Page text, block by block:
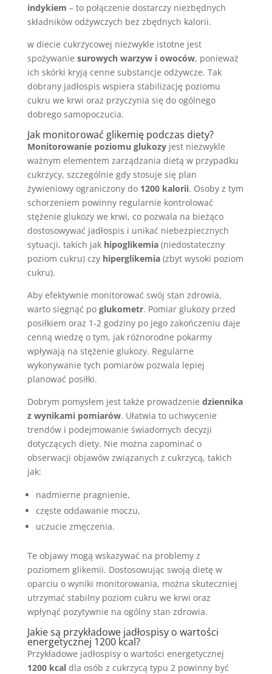
indykiem – to połączenie dostarczy niezbędnych
składników odżywczych bez zbędnych kalorii.
w diecie cukrzycowej niezwykle istotne jest
spożywanie surowych warzyw i owoców, ponieważ
ich skórki kryją cenne substancje odżywcze. Tak
dobrany jadłospis wspiera stabilizację poziomu
cukru we krwi oraz przyczynia się do ogólnego
dobrego samopoczucia.
Jak monitorować glikemię podczas diety?
Monitorowanie poziomu glukozyjest niezwykle
ważnym elementem zarządzania dietą w przypadku
cukrzycy, szczególnie gdy stosuje się plan
żywieniowy ograniczony do 1200 kalorii. Osoby z tym
schorzeniem powinny regularnie kontrolować
stężenie glukozy we krwi, co pozwala na bieżąco
dostosowywać jadłospis i unikać niebezpiecznych
sytuacji, takich jak hipoglikemia(niedostateczny
poziom cukru) czy hiperglikemia(zbyt wysoki poziom
cukru).
Aby efektywnie monitorować swój stan zdrowia,
warto sięgnąć po glukometr. Pomiar glukozy przed
posiłkiem oraz 1-2 godziny po jego zakończeniu daje
cenną wiedzę o tym, jak różnorodne pokarmy
wpływają na stężenie glukozy. Regularne
wykonywanie tych pomiarów pozwala lepiej
planować posiłki.
Dobrym pomysłem jest także prowadzenie dziennika
z wynikami pomiarów. Ułatwia to uchwycenie
trendów i podejmowanie świadomych decyzji
dotyczących diety. Nie można zapominać o
obserwacji objawów związanych z cukrzycą, takich
jak:
nadmierne pragnienie,
częste oddawanie moczu,
uczucie zmęczenia.
Te objawy mogą wskazywać na problemy z
poziomem glikemii. Dostosowując swoją dietę w
oparciu o wyniki monitorowania, można skuteczniej
utrzymać stabilny poziom cukru we krwi oraz
wpłynąć pozytywnie na ogólny stan zdrowia.
Jakie są przykładowe jadłospisy o wartości
energetycznej 1200 kcal?
Przykładowe jadłospisy o wartości energetycznej
1200 kcaldla osób z cukrzycą typu 2 powinny być